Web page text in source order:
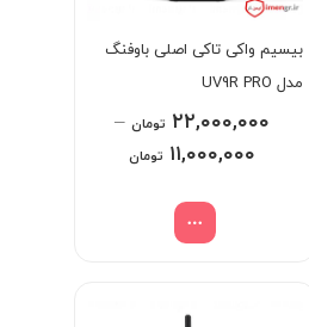
بیسیم واکی تاکی اصلی باوفنگ
مدل UV9R PRO
۲۲,۰۰۰,۰۰۰ تومان –
۱۱,۰۰۰,۰۰۰ تومان